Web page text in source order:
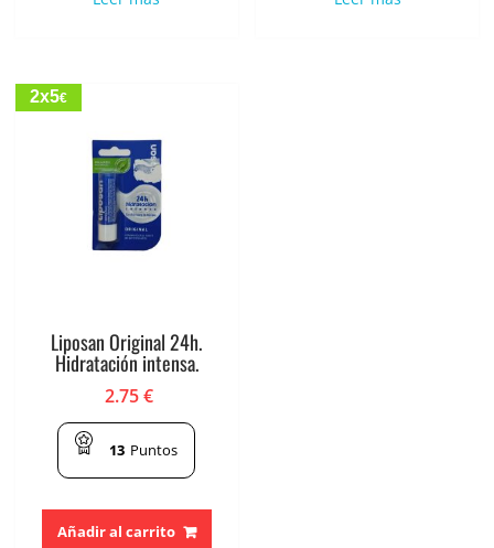
2x5€
Liposan Original 24h.
Hidratación intensa.
2.75€
13 Puntos
Añadir al carrito